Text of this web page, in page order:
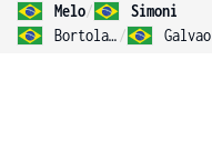
Melo/
Simoni
Bortolatto / Galvao